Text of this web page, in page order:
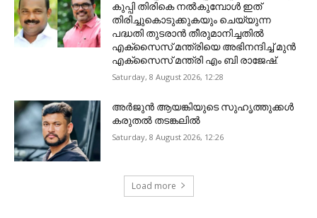
കുപ്പി തിരികെ നല്‍കുമ്പോള്‍ ഇത്
തിരിച്ചുകൊടുക്കുകയും ചെയ്യുന്ന
പദ്ധതി തുടരാന്‍ തീരുമാനിച്ചതില്‍
എക്‌സൈസ് മന്ത്രിയെ അഭിനന്ദിച്ച് മുന്‍
എക്‌സൈസ് മന്ത്രി എം ബി രാജേഷ്.
Saturday, 8 August 2026, 12:28
അ‍ർജുൻ ആയങ്കിയുടെ സുഹൃത്തുക്കൾ
കരുതൽ തടങ്കലിൽ
Saturday, 8 August 2026, 12:26
Load more